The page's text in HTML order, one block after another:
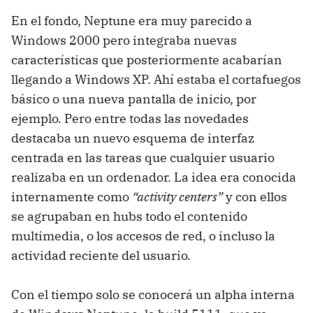
En el fondo, Neptune era muy parecido a
Windows 2000 pero integraba nuevas
características que posteriormente acabarían
llegando a Windows XP. Ahí estaba el cortafuegos
básico o una nueva pantalla de inicio, por
ejemplo. Pero entre todas las novedades
destacaba un nuevo esquema de interfaz
centrada en las tareas que cualquier usuario
realizaba en un ordenador. La idea era conocida
internamente como “activity centers”y con ellos
se agrupaban en hubs todo el contenido
multimedia, o los accesos de red, o incluso la
actividad reciente del usuario.
Con el tiempo solo se conocerá un alpha interna